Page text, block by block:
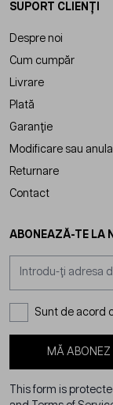
SUPORT CLIENȚI
Despre noi
Cum cumpăr
Livrare
Plată
Garanție
Modificare sau
Returnare
Contact
ABONEAZĂ-TE LA
Sunt de acord
MĂ ABONEZ
This form is